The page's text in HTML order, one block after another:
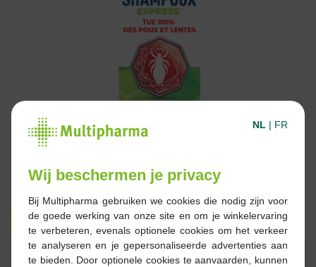
16,99 € 25,45 €
Commander Réserver
NL | FR
Wij beschermen je privacy
Bij Multipharma gebruiken we cookies die nodig zijn voor
de goede werking van onze site en om je winkelervaring
te verbeteren, evenals optionele cookies om het verkeer
te analyseren en je gepersonaliseerde advertenties aan
te bieden. Door optionele cookies te aanvaarden, kunnen